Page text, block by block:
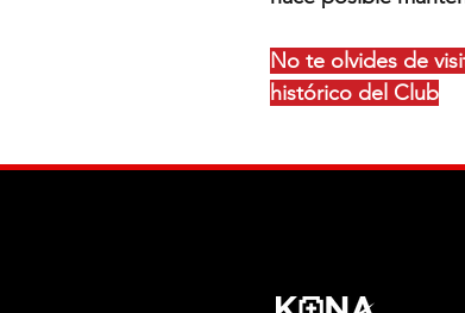
No te olvides de
histórico del Club